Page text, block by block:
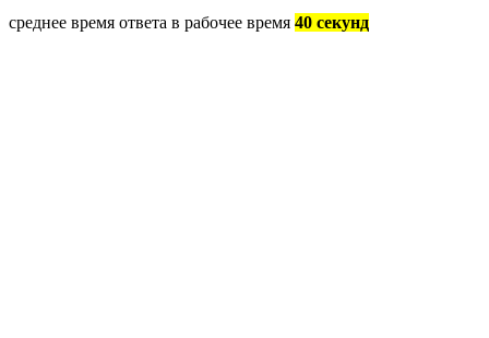
среднее время ответа в рабочее время 40 секунд